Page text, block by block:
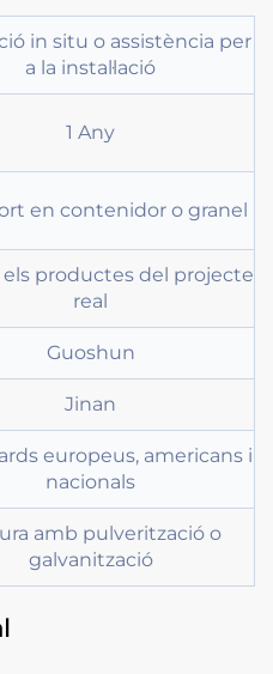
in situ o assistència per
a la instal·lació
1 Any
en contenidor o granel
els productes del projecte
real
Guoshun
Jinan
europeus, americans i
nacionals
amb pulverització o
galvanització